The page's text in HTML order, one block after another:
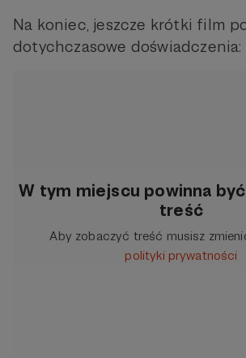
Na koniec, jeszcze krótki film
dotychczasowe doświadczenia:
W tym miejscu powinna
treść
Aby zobaczyć treść musisz
polityki prywatności